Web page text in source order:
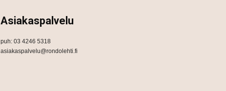
Asiakaspalvelu
puh: 03 4246 5318
asiakaspalvelu@rondolehti.fi